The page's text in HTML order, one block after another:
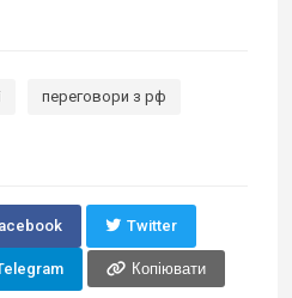
переговори з рф
Twitter
Копіювати